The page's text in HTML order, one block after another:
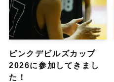
ピンクデビルズカップ
2026に参加してきまし
た！